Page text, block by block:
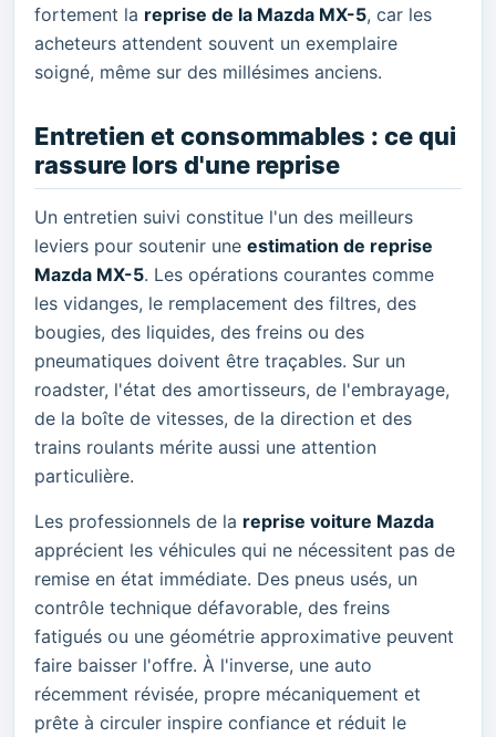
fortement la reprise de la Mazda MX-5, car les
acheteurs attendent souvent un exemplaire
soigné, même sur des millésimes anciens.
Entretien et consommables : ce qui
rassure lors d'une reprise
Un entretien suivi constitue l'un des meilleurs
leviers pour soutenir une estimation de reprise
Mazda MX-5. Les opérations courantes comme
les vidanges, le remplacement des filtres, des
bougies, des liquides, des freins ou des
pneumatiques doivent être traçables. Sur un
roadster, l'état des amortisseurs, de l'embrayage,
de la boîte de vitesses, de la direction et des
trains roulants mérite aussi une attention
particulière.
Les professionnels de la reprise voiture Mazda
apprécient les véhicules qui ne nécessitent pas de
remise en état immédiate. Des pneus usés, un
contrôle technique défavorable, des freins
fatigués ou une géométrie approximative peuvent
faire baisser l'offre. À l'inverse, une auto
récemment révisée, propre mécaniquement et
prête à circuler inspire confiance et réduit le